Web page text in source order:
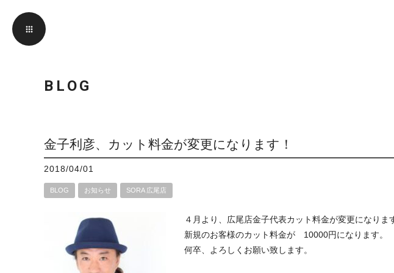
BLOG
金子利彦、カット料金が変更になります！
2018/04/01
BLOG お知らせ SORA 広尾店
４月より、広尾店金子代表カット料金が変更になりま
新規のお客様のカット料金が 10000円になります。
何卒、よろしくお願い致します。